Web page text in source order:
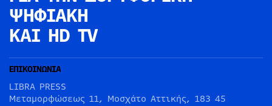
ΨΗΦΙΑΚΗ
ΚΑΙ HD TV
ΕΠΙΚΟΙΝΩΝΙΑ
LIBRA PRESS
Μεταμορφώσεως 11, Μοσχάτο Αττικής, 183 45